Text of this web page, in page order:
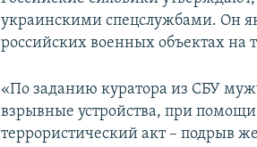
украинскими спецслужбами. Он
российских военных объектах на
«По заданию куратора из СБУ
взрывные устройства, при
террористический акт – подрыв